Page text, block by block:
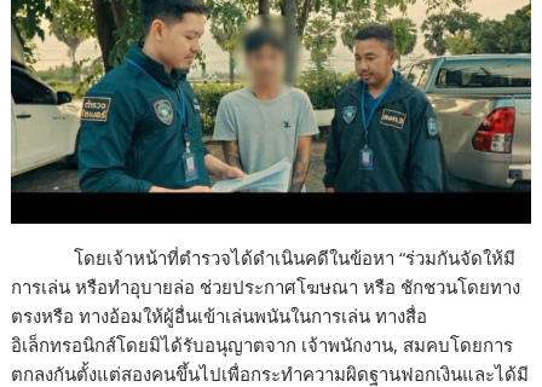
โดยเจ้าหน้าที่ตำรวจได้ดำเนินคดีในข้อหา “ร่วมกันจัดให้มี
การเล่น หรือทำอุบายล่อ ช่วยประกาศโฆษณา หรือ ชักชวนโดยทาง
ตรงหรือ ทางอ้อมให้ผู้อื่นเข้าเล่นพนันในการเล่น ทางสื่อ
อิเล็กทรอนิกส์โดยมิได้รับอนุญาตจาก เจ้าพนักงาน, สมคบโดยการ
ตกลงกันตั้งแต่สองคนขึ้นไปเพื่อกระทำความผิดฐานฟอกเงินและได้มี